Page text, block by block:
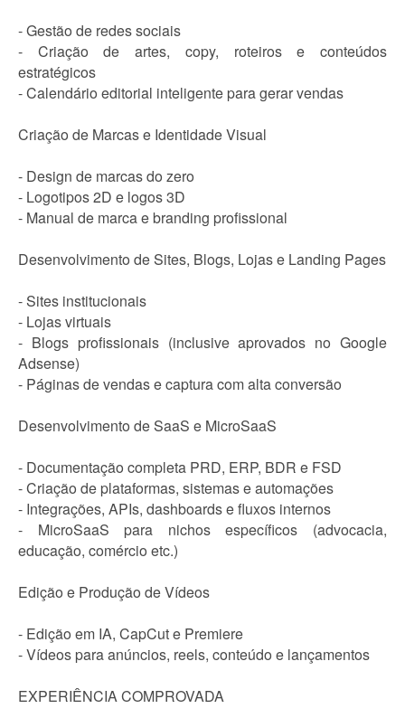
- Gestão de redes sociais
- Criação de artes, copy, roteiros e conteúdos
estratégicos
- Calendário editorial inteligente para gerar vendas
Criação de Marcas e Identidade Visual
- Design de marcas do zero
- Logotipos 2D e logos 3D
- Manual de marca e branding profissional
Desenvolvimento de Sites, Blogs, Lojas e Landing Pages
- Sites institucionais
- Lojas virtuais
- Blogs profissionais (inclusive aprovados no Google
Adsense)
- Páginas de vendas e captura com alta conversão
Desenvolvimento de SaaS e MicroSaaS
- Documentação completa PRD, ERP, BDR e FSD
- Criação de plataformas, sistemas e automações
- Integrações, APIs, dashboards e fluxos internos
- MicroSaaS para nichos específicos (advocacia,
educação, comércio etc.)
Edição e Produção de Vídeos
- Edição em IA, CapCut e Premiere
- Vídeos para anúncios, reels, conteúdo e lançamentos
EXPERIÊNCIA COMPROVADA